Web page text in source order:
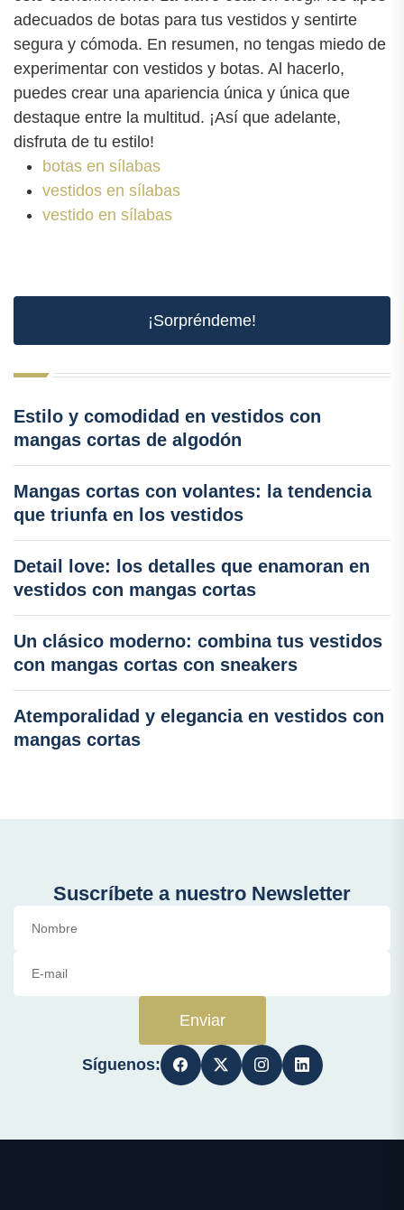
adecuados de botas para tus vestidos y sentirte
segura y cómoda. En resumen, no tengas miedo de
experimentar con vestidos y botas. Al hacerlo,
puedes crear una apariencia única y única que
destaque entre la multitud. ¡Así que adelante,
disfruta de tu estilo!
botas en sílabas
vestidos en sílabas
vestido en sílabas
¡Sorpréndeme!
Estilo y comodidad en vestidos con
mangas cortas de algodón
Mangas cortas con volantes: la tendencia
que triunfa en los vestidos
Detail love: los detalles que enamoran en
vestidos con mangas cortas
Un clásico moderno: combina tus vestidos
con mangas cortas con sneakers
Atemporalidad y elegancia en vestidos con
mangas cortas
Suscríbete a nuestro Newsletter
Enviar
Síguenos: